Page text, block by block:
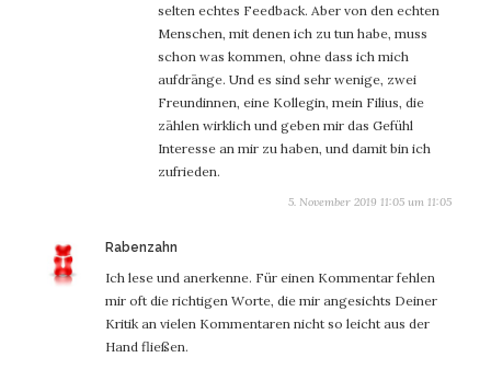
selten echtes Feedback. Aber von den echten
Menschen, mit denen ich zu tun habe, muss
schon was kommen, ohne dass ich mich
aufdränge. Und es sind sehr wenige, zwei
Freundinnen, eine Kollegin, mein Filius, die
zählen wirklich und geben mir das Gefühl
Interesse an mir zu haben, und damit bin ich
zufrieden.
5. November 2019 11:05 um 11:05
Rabenzahn
Ich lese und anerkenne. Für einen Kommentar fehlen
mir oft die richtigen Worte, die mir angesichts Deiner
Kritik an vielen Kommentaren nicht so leicht aus der
Hand fließen.